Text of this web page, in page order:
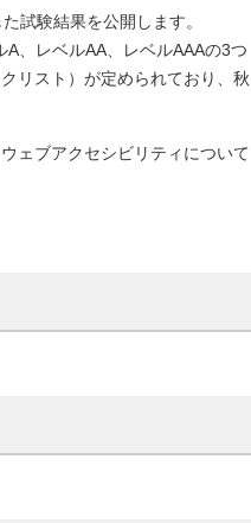
試験結果を公開します。
、レベルAA、レベルAAAの3つ
リスト）が定められており、秋
ェブアクセシビリティについて